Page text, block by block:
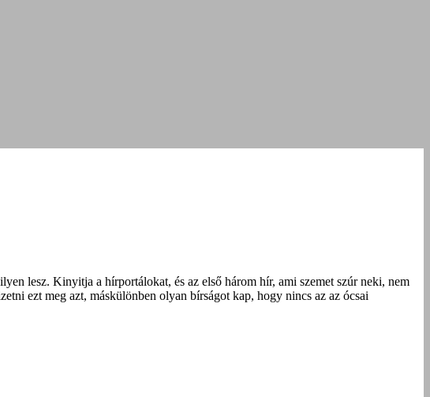
lesz. Kinyitja a hírportálokat, és az első három hír, ami szemet szúr neki, nem
ezt meg azt, máskülönben olyan bírságot kap, hogy nincs az az ócsai